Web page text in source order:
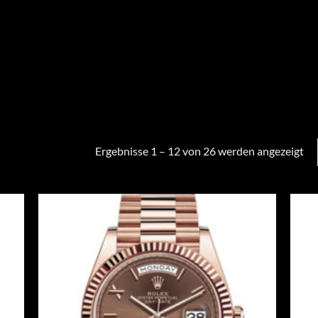
Ergebnisse 1 – 12 von 26 werden angezeigt